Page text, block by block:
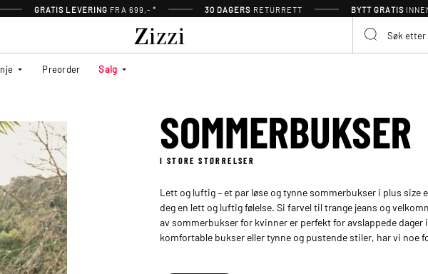
GRATIS LEVERING FRA 699,- * 30 DAGERS RETURRETT BYTT GRATIS
Preorder Salg
SOMMERBUKSER
I STORE STØRRELSER
Lett og luftig – et par løse og tynne sommerbukser i plus size
deg en lett og luftig følelse. Si farvel til trange jeans og
av sommerbukser for kvinner er perfekt for avslappede dager
komfortable bukser eller tynne og pustende stiler, har vi noe